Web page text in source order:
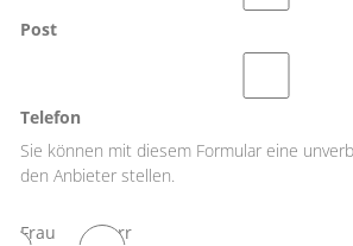
Post
Telefon
Sie können mit diesem Formular eine
den Anbieter stellen.
Frau
Herr